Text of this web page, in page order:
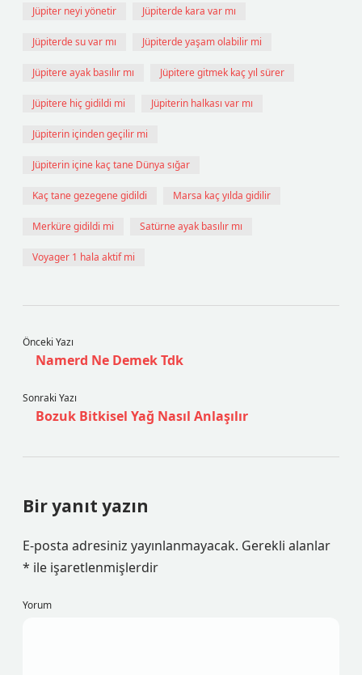
Jüpiter neyi yönetir Jüpiterde kara var mı
Jüpiterde su var mı Jüpiterde yaşam olabilir mi
Jüpitere ayak basılır mı Jüpitere gitmek kaç yıl sürer
Jüpitere hiç gidildi mi Jüpiterin halkası var mı
Jüpiterin içinden geçilir mi
Jüpiterin içine kaç tane Dünya sığar
Kaç tane gezegene gidildi Marsa kaç yılda gidilir
Merküre gidildi mi Satürne ayak basılır mı
Voyager 1 hala aktif mi
Önceki Yazı
Namerd Ne Demek Tdk
Sonraki Yazı
Bozuk Bitkisel Yağ Nasıl Anlaşılır
Bir yanıt yazın
E-posta adresiniz yayınlanmayacak. Gerekli alanlar
* ile işaretlenmişlerdir
Yorum